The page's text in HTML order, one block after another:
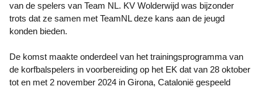
van de spelers van Team NL. KV Wolderwijd was bijzonder
trots dat ze samen met TeamNL deze kans aan de jeugd
konden bieden.
De komst maakte onderdeel van het trainingsprogramma van
de korfbalspelers in voorbereiding op het EK dat van 28 oktober
tot en met 2 november 2024 in Girona, Catalonië gespeeld